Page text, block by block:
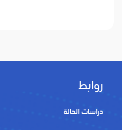
روابط
دراسات الحالة